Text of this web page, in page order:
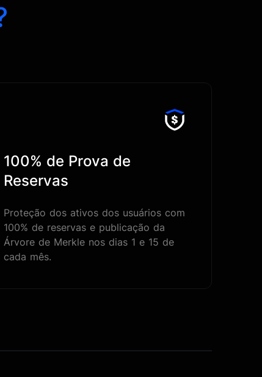
100% de Prova de
Reservas
Proteção dos ativos dos usuários com
100% de reservas e publicação da
Árvore de Merkle nos dias 1 e 15 de
cada mês.